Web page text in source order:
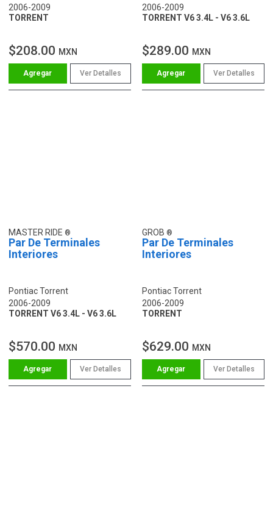
2006-2009
TORRENT
$208.00 MXN
Ver Detalles
2006-2009
TORRENT V6 3.4L - V6 3.6L
$289.00 MXN
Ver Detalles
MASTER RIDE
Par De Terminales
Interiores
Pontiac Torrent
2006-2009
TORRENT V6 3.4L - V6 3.6L
$570.00 MXN
Ver Detalles
GROB
Par De Terminales
Interiores
Pontiac Torrent
2006-2009
TORRENT
$629.00 MXN
Ver Detalles